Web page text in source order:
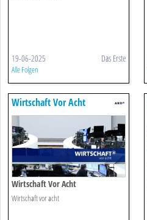
19-06-2025 Das Erste
Alle Folgen
Wirtschaft Vor Acht
Wirtschaft Vor Acht
Wirtschaft vor acht